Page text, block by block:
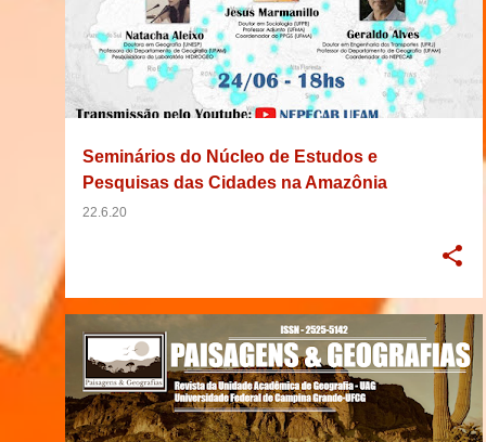
Seminários do Núcleo de Estudos e
Pesquisas das Cidades na Amazônia
22.6.20
ARTIGO BRASIL CHAMADA GEOGRAFIA
PAISAGEM PARAÍBA REVISTA +
UNIVERSIDADE